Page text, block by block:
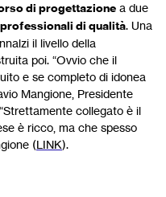
di progettazione a due
di qualità. Una
il livello della
poi. “Ovvio che il
e se completo di idonea
Mangione, Presidente
collegato è il
è ricco, ma che spesso
(LINK).